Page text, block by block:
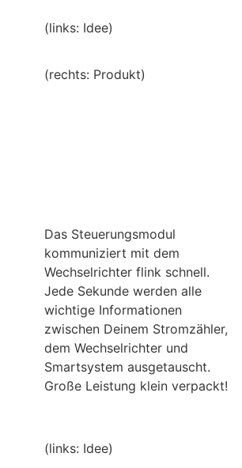
(links: Idee)
(rechts: Produkt)
Das Steuerungsmodul
kommuniziert mit dem
Wechselrichter flink schnell.
Jede Sekunde werden alle
wichtige Informationen
zwischen Deinem Stromzähler,
dem Wechselrichter und
Smartsystem ausgetauscht.
Große Leistung klein verpackt!
(links: Idee)